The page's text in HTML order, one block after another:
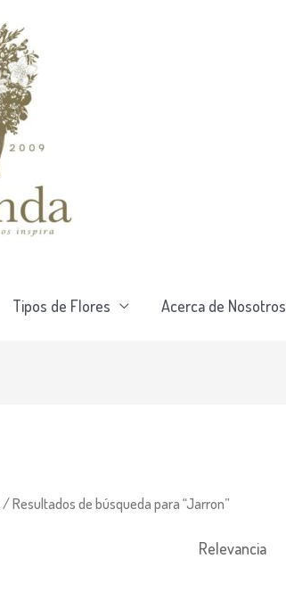
Tipos de Flores Acerca de Nosotros
/ Resultados de búsqueda para “Jarron”